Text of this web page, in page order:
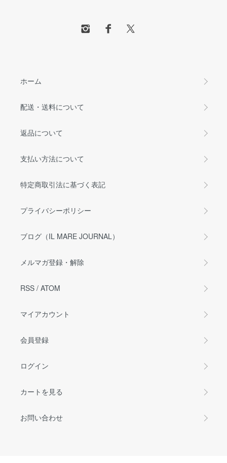
ホーム
配送・送料について
返品について
支払い方法について
特定商取引法に基づく表記
プライバシーポリシー
ブログ（IL MARE JOURNAL）
メルマガ登録・解除
RSS / ATOM
マイアカウント
会員登録
ログイン
カートを見る
お問い合わせ